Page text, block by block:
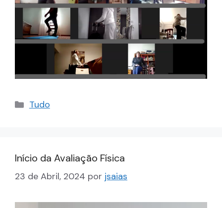
Categorias
Tudo
Início da Avaliação Física
23 de Abril, 2024 por jsaias